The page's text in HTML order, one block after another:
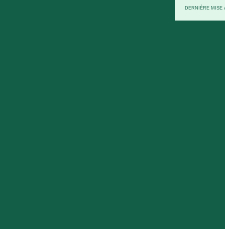
DERNIÈRE MISE